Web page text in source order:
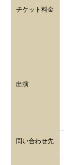
チケット料金
出演
問い合わせ先